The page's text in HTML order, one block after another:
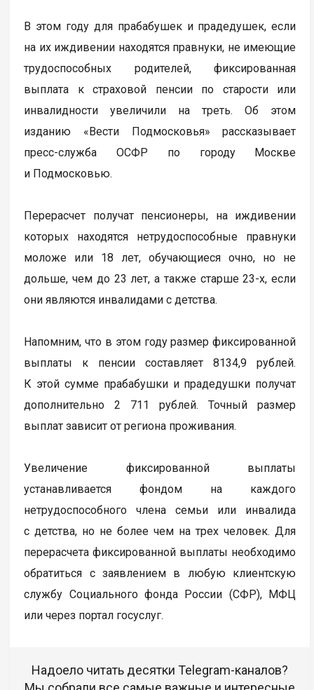
В этом году для прабабушек и прадедушек, если
на их иждивении находятся правнуки, не имеющие
трудоспособных родителей, фиксированная
выплата к страховой пенсии по старости или
инвалидности увеличили на треть. Об этом
изданию «Вести Подмосковья» рассказывает
пресс-служба ОСФР по городу Москве
и Подмосковью.
Перерасчет получат пенсионеры, на иждивении
которых находятся нетрудоспособные правнуки
моложе или 18 лет, обучающиеся очно, но не
дольше, чем до 23 лет, а также старше 23-х, если
они являются инвалидами с детства.
Напомним, что в этом году размер фиксированной
выплаты к пенсии составляет 8134,9 рублей.
К этой сумме прабабушки и прадедушки получат
дополнительно 2 711 рублей. Точный размер
выплат зависит от региона проживания.
Увеличение фиксированной выплаты
устанавливается фондом на каждого
нетрудоспособного члена семьи или инвалида
с детства, но не более чем на трех человек. Для
перерасчета фиксированной выплаты необходимо
обратиться с заявлением в любую клиентскую
службу Социального фонда России (СФР), МФЦ
или через портал госуслуг.
Надоело читать десятки Telegram-каналов?